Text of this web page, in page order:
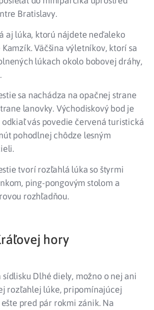
Bratislavy.
aj lúka, ktorú nájdete neďaleko
Väčšina výletníkov, ktorí sa
lúkach okolo bobovej dráhy,
sa nachádza na opačnej strane
lanovky. Východiskový bod je
vás povedie červená turistická
pohodlnej chôdze lesným
tvorí rozľahlá lúka so štyrmi
ping-pongovým stolom a
rozhľadňou.
hory
sídlisku Dlhé diely, možno o nej ani
rozľahlej lúke, pripomínajúcej
pred pár rokmi zánik. Na